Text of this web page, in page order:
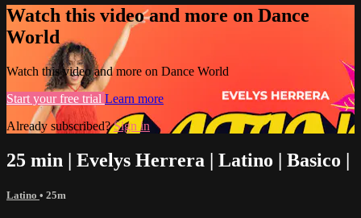
Watch this video and more on Dance
World
Watch this video and more on Dance World
Start your free trial Learn more
Already subscribed?Sign in
25 min | Evelys Herrera | Latino | Basico |
Latino • 25m